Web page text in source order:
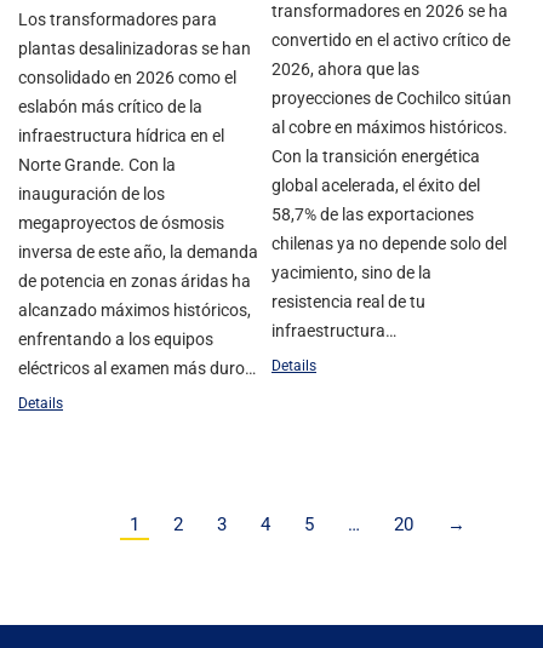
Los transformadores para
plantas desalinizadoras se han
consolidado en 2026 como el
eslabón más crítico de la
infraestructura hídrica en el
Norte Grande. Con la
inauguración de los
megaproyectos de ósmosis
inversa de este año, la demanda
de potencia en zonas áridas ha
alcanzado máximos históricos,
enfrentando a los equipos
eléctricos al examen más duro…
Details
transformadores en 2026 se ha
convertido en el activo crítico de
2026, ahora que las
proyecciones de Cochilco sitúan
al cobre en máximos históricos.
Con la transición energética
global acelerada, el éxito del
58,7% de las exportaciones
chilenas ya no depende solo del
yacimiento, sino de la
resistencia real de tu
infraestructura…
Details
1 2 3 4 5 … 20 →